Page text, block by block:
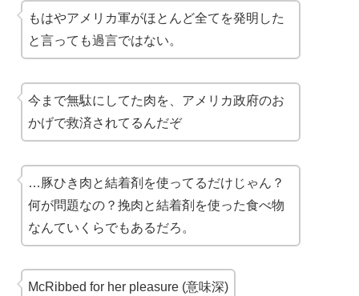
もはやアメリカ軍がほとんど全てを発明した
と言っても過言ではない。
今まで無駄にしてた肉を、アメリカ政府のお
かげで救済されてるんだぞ
…豚ひき肉と結着剤を使ってるだけじゃん？
何が問題なの？挽肉と結着剤を使った食べ物
なんていくらでもあるだろ。
McRibbed for her pleasure (意味深)